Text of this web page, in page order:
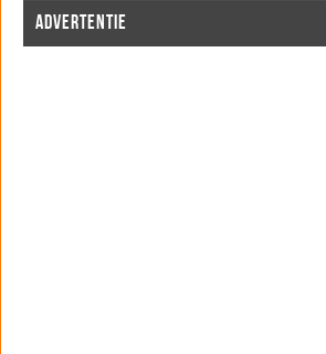
ADVERTENTIE